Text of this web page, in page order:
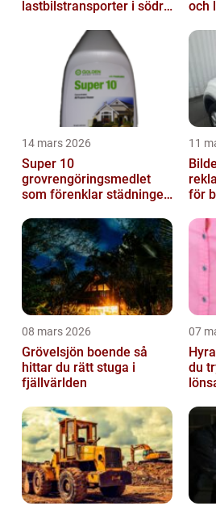
lastbilstransporter i södra
och
14 mars 2026
Super 10
grovrengöringsmedlet
som förenklar städningen
11
för
08 mars 2026
Grövelsjön boende så
hittar du rätt stuga i
fjällvärlden
07
du